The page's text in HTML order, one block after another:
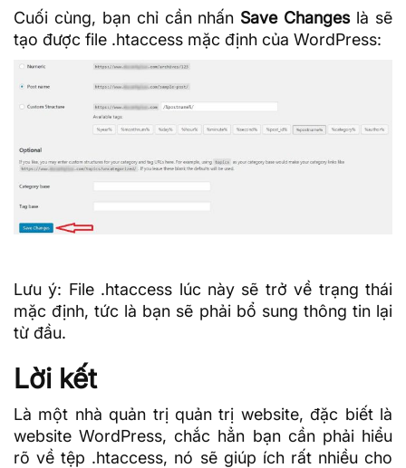
Cuối cùng, bạn chỉ cần nhấn Save Changeslà sẽ
tạo được file .htaccess mặc định của WordPress:
Lưu ý: File .htaccess lúc này sẽ trở về trạng thái
mặc định, tức là bạn sẽ phải bổ sung thông tin lại
từ đầu.
Lời kết
Là một nhà quản trị quản trị website, đặc biết là
website WordPress, chắc hẳn bạn cần phải hiểu
rõ về tệp .htaccess, nó sẽ giúp ích rất nhiều cho